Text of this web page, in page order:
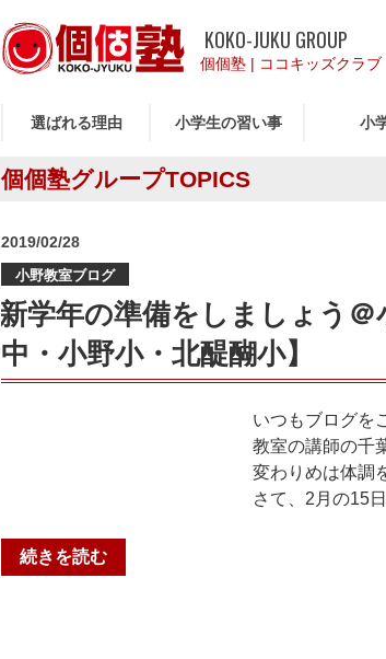
KOKO-JUKU GROUP
個個塾 | ココキッズクラブ
選ばれる理由 小学生の習い事 小
個個塾グループTOPICS
投
2019/02/28
小野教室ブログ
新学年の準備をしましょう＠
中・小野小・北醍醐小】
いつもブログを
教室の講師の千
変わりめは体調
さて、2月の15
“新
学
続きを読む